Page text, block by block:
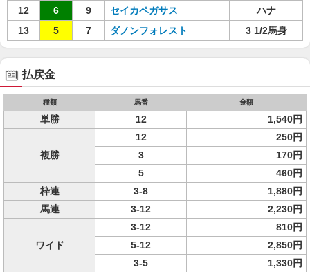
12
6 9 セイカペガサス
ハナ
13
5 7 ダノンフォレスト 3 1/2馬身
払戻金
種類 馬番 金額
単勝 12 1,540円
複勝
12
250円
3
170円
5
460円
枠連
3-8
1,880円
馬連
3-12 2,230円
ワイド
3-12
810円
5-12
2,850円
3-5
1,330円